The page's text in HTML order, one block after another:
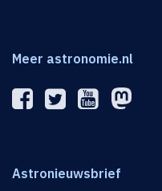
Meer astronomie.nl
Astronieuwsbrief